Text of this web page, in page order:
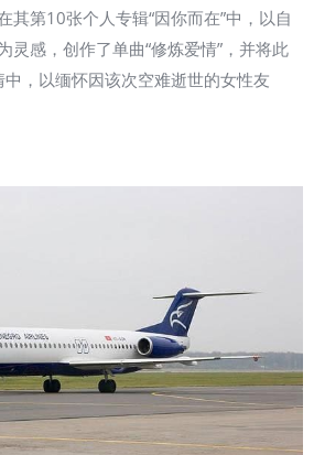
其第10张个人专辑“因你而在”中，以自
灵感，创作了单曲“修炼爱情”，并将此
，以缅怀因该次空难逝世的女性友